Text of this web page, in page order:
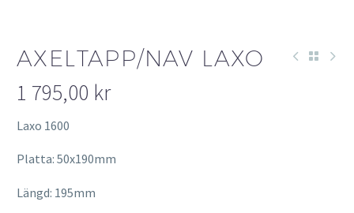
AXELTAPP/NAV LAXO
1 795,00 kr
Laxo 1600
Platta: 50x190mm
Längd: 195mm